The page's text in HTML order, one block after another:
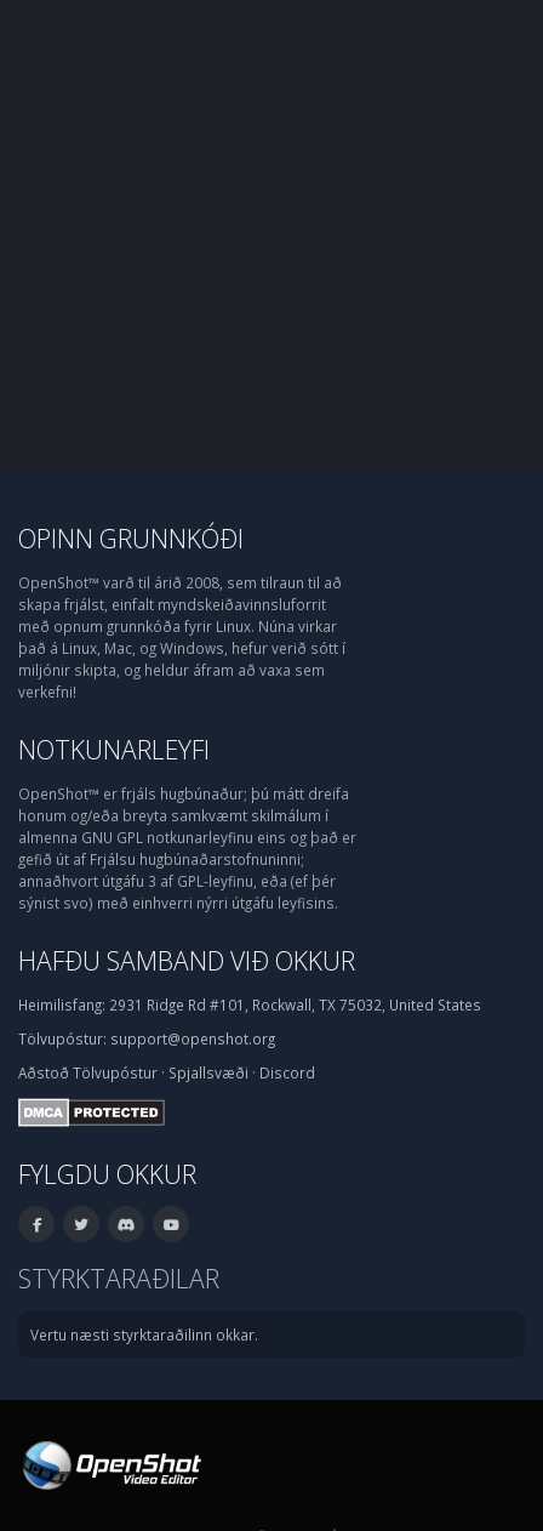
OPINN GRUNNKÓÐI
OpenShot™ varð til árið 2008, sem tilraun til að
skapa frjálst, einfalt myndskeiðavinnsluforrit
með opnum grunnkóða fyrir Linux. Núna virkar
það á Linux, Mac, og Windows, hefur verið sótt í
miljónir skipta, og heldur áfram að vaxa sem
verkefni!
NOTKUNARLEYFI
OpenShot™ er frjáls hugbúnaður; þú mátt dreifa
honum og/eða breyta samkvæmt skilmálum í
almenna GNU GPL notkunarleyfinu eins og það er
gefið út af Frjálsu hugbúnaðarstofnuninni;
annaðhvort útgáfu 3 af GPL-leyfinu, eða (ef þér
sýnist svo) með einhverri nýrri útgáfu leyfisins.
HAFÐU SAMBAND VIÐ OKKUR
Heimilisfang: 2931 Ridge Rd #101, Rockwall, TX 75032, United States
Tölvupóstur: support@openshot.org
Aðstoð Tölvupóstur · Spjallsvæði · Discord
FYLGDU OKKUR
STYRKTARAÐILAR
Vertu næsti styrktaraðilinn okkar.